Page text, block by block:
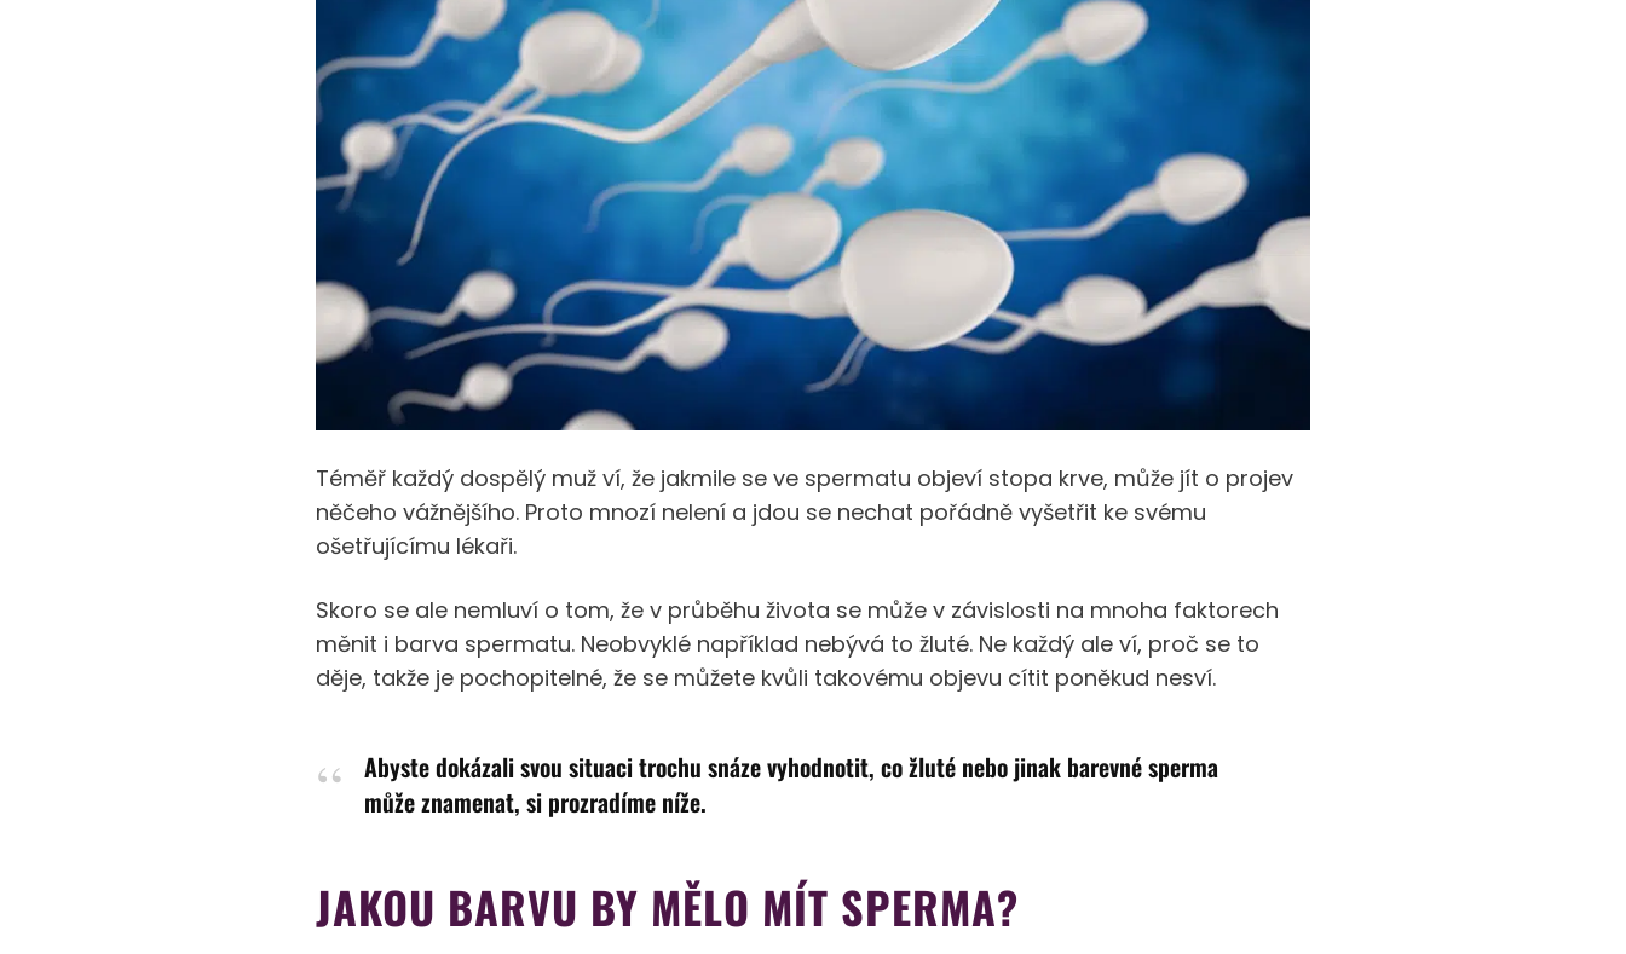
Téměř každý dospělý muž ví, že jakmile se ve spermatu objeví stopa krve, může jít o projev
něčeho vážnějšího. Proto mnozí nelení a jdou se nechat pořádně vyšetřit ke svému
ošetřujícímu lékaři.
Skoro se ale nemluví o tom, že v průběhu života se může v závislosti na mnoha faktorech
měnit i barva spermatu. Neobvyklé například nebývá to žluté. Ne každý ale ví, proč se to
děje, takže je pochopitelné, že se můžete kvůli takovému objevu cítit poněkud nesví.
Abyste dokázali svou situaci trochu snáze vyhodnotit, co žluté nebo jinak barevné sperma
může znamenat, si prozradíme níže.
JAKOU BARVU BY MĚLO MÍT SPERMA?